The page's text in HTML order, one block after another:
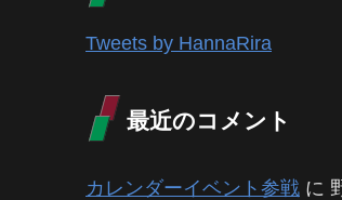
Tweets by HannaRira
最近のコメント
カレンダーイベント参戦 に